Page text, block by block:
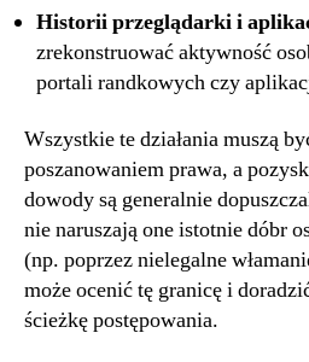
Historii przeglądarki i
zrekonstruować aktywność
portali randkowych czy
Wszystkie te działania muszą
poszanowaniem prawa, a
dowody są generalnie
nie naruszają one istotnie dóbr
(np. poprzez nielegalne
może ocenić tę granicę i
ścieżkę postępowania.